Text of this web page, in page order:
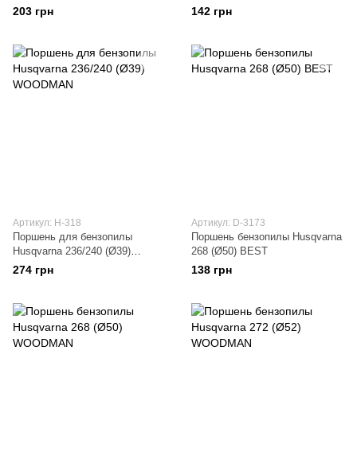
203 грн
WOODMAN
142 грн
Артикул: H-318
Поршень для бензопилы
Husqvarna 236/240 (Ø39)
WOODMAN
274 грн
Артикул: D-3173
Поршень бензопилы Husqvarna
268 (Ø50) BEST
138 грн